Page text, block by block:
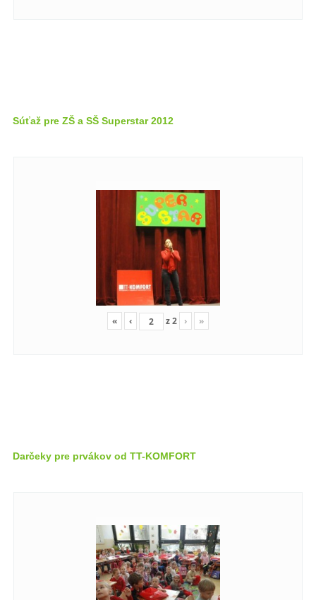
Súťaž pre ZŠ a SŠ Superstar 2012
« ‹ z2 › »
Darčeky pre prvákov od TT-KOMFORT